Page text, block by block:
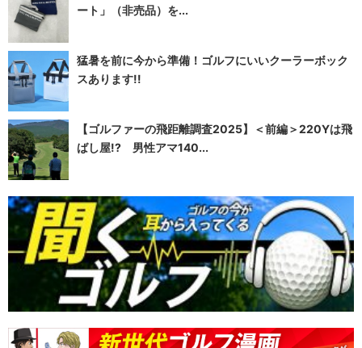
ート」（非売品）を...
猛暑を前に今から準備！ゴルフにいいクーラーボック
スあります!!
【ゴルファーの飛距離調査2025】＜前編＞220Yは飛
ばし屋!? 男性アマ140...